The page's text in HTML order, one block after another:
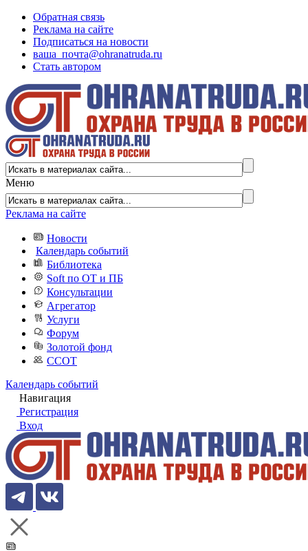
Обратная связь
Реклама на сайте
Подписаться на новости
ваша_почта@ohranatruda.ru
Стать автором
Меню
Реклама на сайте
Новости
Календарь событий
Библиотека
Soft по ОТ и ПБ
Консультации
Агрегатор
Услуги
Форум
Золотой фонд
ССОТ
Календарь событий
Навигация
Регистрация
Вход